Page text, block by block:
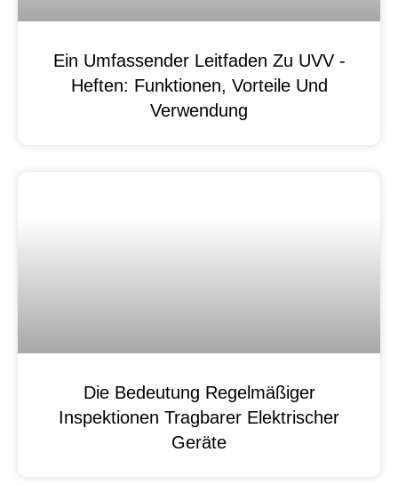
Ein Umfassender Leitfaden Zu UVV -
Heften: Funktionen, Vorteile Und
Verwendung
Die Bedeutung Regelmäßiger
Inspektionen Tragbarer Elektrischer
Geräte